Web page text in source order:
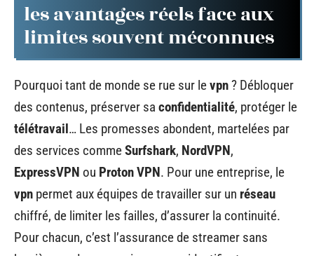
les avantages réels face aux
limites souvent méconnues
Pourquoi tant de monde se rue sur levpn? Débloquer
des contenus, préserver sa confidentialité, protéger le
télétravail… Les promesses abondent, martelées par
des services commeSurfshark, NordVPN,
ExpressVPN ou Proton VPN. Pour une entreprise, le
vpn permet aux équipes de travailler sur un réseau
chiffré, de limiter les failles, d’assurer la continuité.
Pour chacun, c’est l’assurance de streamer sans